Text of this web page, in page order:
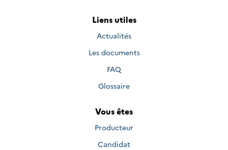
Liens utiles
Actualités
Les documents
FAQ
Glossaire
Vous êtes
Producteur
Candidat